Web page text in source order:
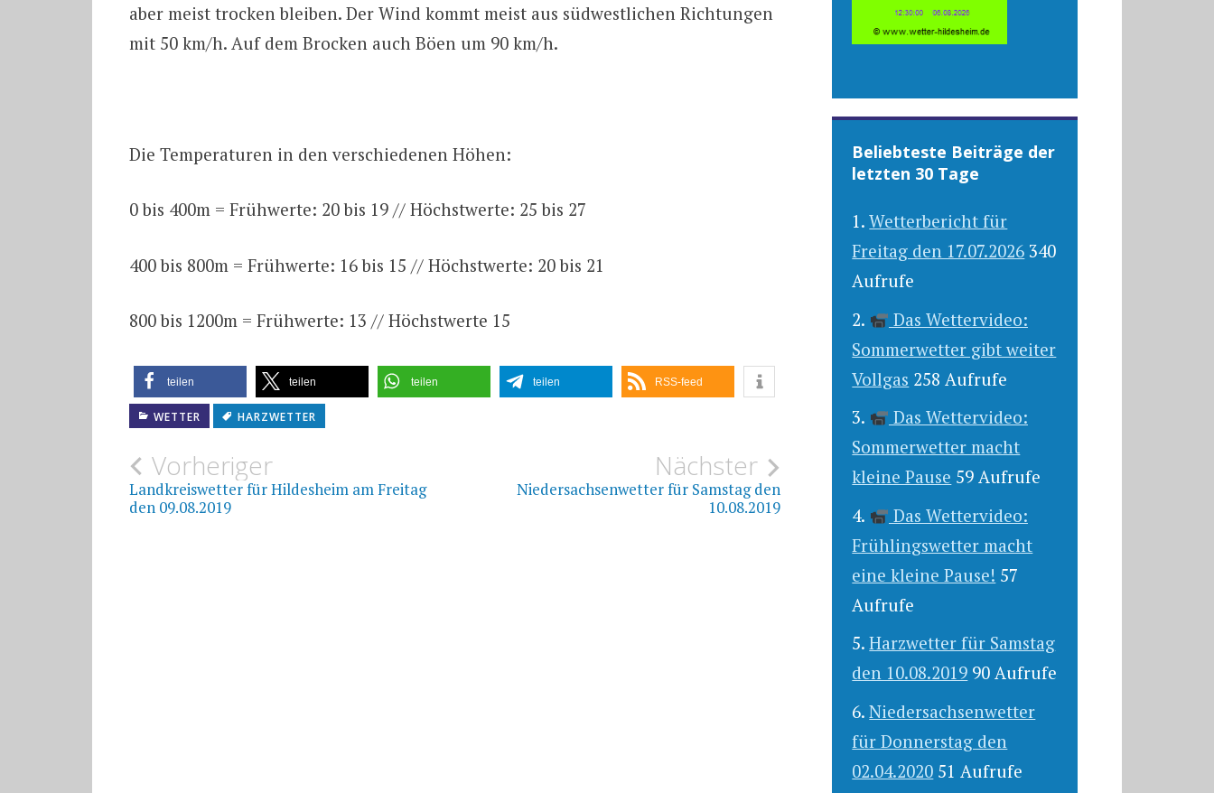
aber meist trocken bleiben. Der Wind kommt meist aus südwestlichen Richtungen
mit 50 km/h. Auf dem Brocken auch Böen um 90 km/h.
Die Temperaturen in den verschiedenen Höhen:
0 bis 400m = Frühwerte: 20 bis 19 // Höchstwerte: 25 bis 27
400 bis 800m = Frühwerte: 16 bis 15 // Höchstwerte: 20 bis 21
800 bis 1200m = Frühwerte: 13 // Höchstwerte 15
teilen teilen teilen teilen RSS-feed
WETTER HARZWETTER
Beitragsnavigation
Vorheriger
Landkreiswetter für Hildesheim am Freitag
den 09.08.2019
Nächster
Niedersachsenwetter für Samstag den
10.08.2019
Beliebteste Beiträge der
letzten 30 Tage
Wetterbericht für
Freitag den 17.07.2026 340
Aufrufe
Das Wettervideo:
Sommerwetter gibt weiter
Vollgas 258 Aufrufe
Das Wettervideo:
Sommerwetter macht
kleine Pause 59 Aufrufe
Das Wettervideo:
Frühlingswetter macht
eine kleine Pause! 57
Aufrufe
Harzwetter für Samstag
den 10.08.2019 90 Aufrufe
Niedersachsenwetter
für Donnerstag den
02.04.2020 51 Aufrufe